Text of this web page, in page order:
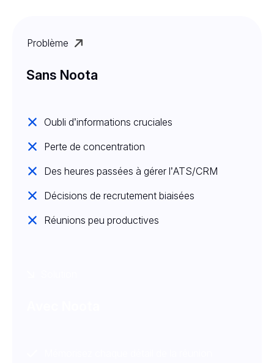
Problème
Sans Noota
Oubli d’informations cruciales
Perte de concentration
Des heures passées à gérer l’ATS/CRM
Décisions de recrutement biaisées
Réunions peu productives